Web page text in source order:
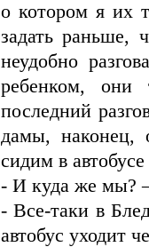
о котором я их
задать раньше,
неудобно
ребенком, они
последний
дамы, наконец,
сидим в
- И куда же мы?
- Все-таки в
автобус уходит